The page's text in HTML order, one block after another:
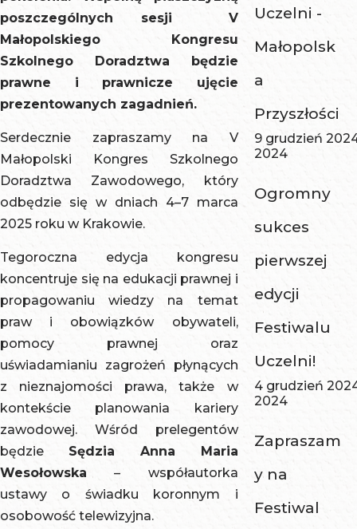
poszczególnych sesji V
Małopolskiego Kongresu
Szkolnego Doradztwa będzie
prawne i prawnicze ujęcie
prezentowanych zagadnień.
Serdecznie zapraszamy na V
Małopolski Kongres Szkolnego
Doradztwa Zawodowego, który
odbędzie się w dniach 4–7 marca
2025 roku w Krakowie.
Tegoroczna edycja kongresu
koncentruje się na edukacji prawnej i
propagowaniu wiedzy na temat
praw i obowiązków obywateli,
pomocy prawnej oraz
uświadamianiu zagrożeń płynących
z nieznajomości prawa, także w
kontekście planowania kariery
zawodowej. Wśród prelegentów
będzie Sędzia Anna Maria
Wesołowska – współautorka
ustawy o świadku koronnym i
osobowość telewizyjna.
Uczelni -
Małopolsk
a
Przyszłości
9 grudzień
2024
Ogromny
sukces
pierwszej
edycji
Festiwalu
Uczelni!
4 grudzień
2024
Zapraszam
y na
Festiwal